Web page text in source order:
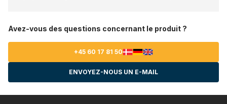
Avez-vous des questions concernant le produit ?
+45 60 17 81 50
ENVOYEZ-NOUS UN E-MAIL